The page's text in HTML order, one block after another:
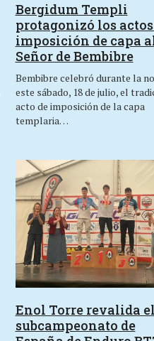
Bergidum Templi
protagonizó los actos
imposición de capa
Señor de Bembibre
Bembibre celebró durante la
este sábado, 18 de julio, el
acto de imposición de la capa
templaria…
Enol Torre revalida el
subcampeonato de